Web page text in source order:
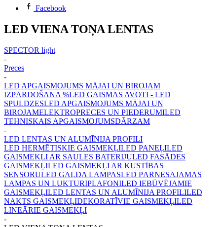
Facebook
LED VIENA TOŅA LENTAS
SPECTOR light
-
Preces
-
LED APGAISMOJUMS MĀJAI UN BIROJAM
IZPĀRDOŠANA %LED GAISMAS AVOTI - LED
SPULDZESLED APGAISMOJUMS MĀJAI UN
BIROJAMELEKTROPRECES UN PIEDERUMILED
TEHNISKAIS APGAISMOJUMSDĀRZAM
-
LED LENTAS UN ALUMĪNIJA PROFILI
LED HERMĒTISKIE GAISMEKĻILED PANEĻILED
GAISMEKĻI AR SAULES BATERIJULED FASĀDES
GAISMEKĻILED GAISMEKĻI AR KUSTĪBAS
SENSORULED GALDA LAMPASLED PĀRNĒSĀJAMĀS
LAMPAS UN LUKTURIPLAFONILED IEBŪVĒJAMIE
GAISMEKĻILED LENTAS UN ALUMĪNIJA PROFILILED
NAKTS GAISMEKĻIDEKORATĪVIE GAISMEKĻILED
LINEĀRIE GAISMEKĻI
-